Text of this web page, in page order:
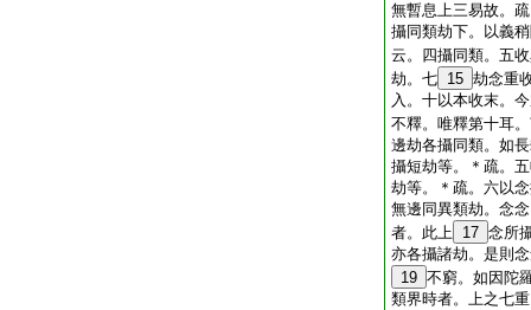
無暫息上三易故。
攝同類劫下。以義
云。四攝同類。五
劫。七 15 劫念重
入。十以本收末。
不釋。唯釋第十耳
邊劫各攝同類。如
攝短劫等。＊疏。
劫等。＊疏。六以
無邊同異類劫。念
者。此上 17 念所
亦各攝諸劫。是則
19 不窮。如因陀
類界時者。上之七